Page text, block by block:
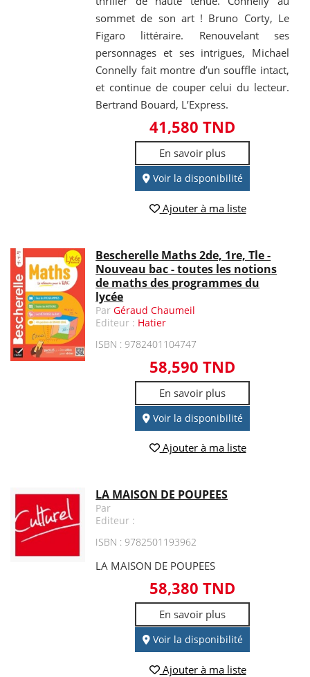
sommet de son art ! Bruno Corty, Le
Figaro littéraire. Renouvelant ses
personnages et ses intrigues, Michael
Connelly fait montre d’un souffle intact,
et continue de couper celui du lecteur.
Bertrand Bouard, L’Express.
41,580 TND
En savoir plus
Voir la disponibilité
Ajouter à ma liste
Bescherelle Maths 2de, 1re, Tle -
Nouveau bac - toutes les notions
de maths des programmes du
lycée
ParGéraud Chaumeil
Editeur : Hatier
ISBN : 9782401104747
58,590 TND
En savoir plus
Voir la disponibilité
Ajouter à ma liste
LA MAISON DE POUPEES
Par
Editeur :
ISBN : 9782501193962
LA MAISON DE POUPEES
58,380 TND
En savoir plus
Voir la disponibilité
Ajouter à ma liste